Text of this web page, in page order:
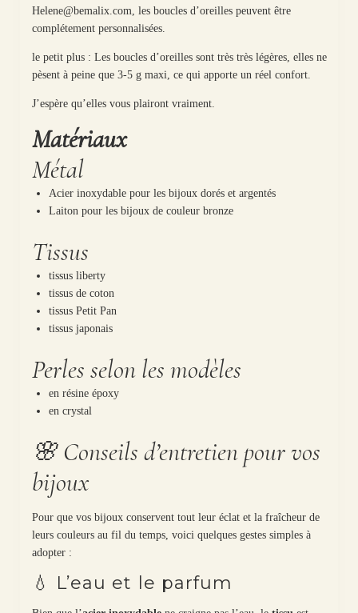
Helene@bemalix.com, les boucles d’oreilles peuvent être
complétement personnalisées.
le petit plus : Les boucles d’oreilles sont très très légères, elles ne
pèsent à peine que 3-5 g maxi, ce qui apporte un réel confort.
J’espère qu’elles vous plairont vraiment.
Matériaux
Métal
Acier inoxydable pour les bijoux dorés et argentés
Laiton pour les bijoux de couleur bronze
Tissus
tissus liberty
tissus de coton
tissus Petit Pan
tissus japonais
Perles selon les modèles
en résine époxy
en crystal
🌸 Conseils d’entretien pour vos
bijoux
Pour que vos bijoux conservent tout leur éclat et la fraîcheur de
leurs couleurs au fil du temps, voici quelques gestes simples à
adopter :
💧 L’eau et le parfum